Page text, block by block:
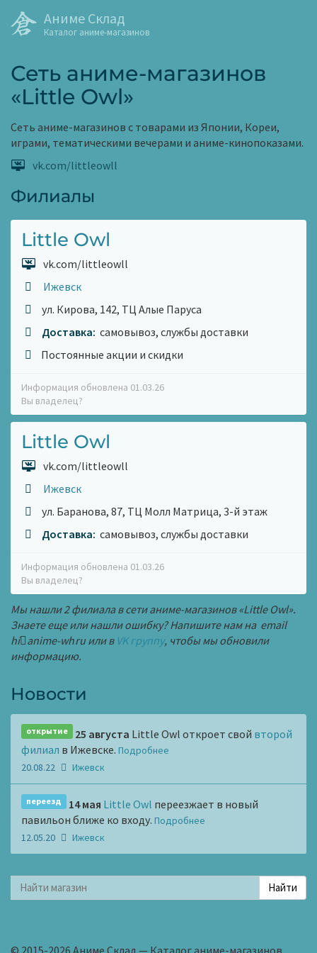
Аниме Склад
Каталог аниме-магазинов
Сеть аниме-магазинов
«Little Owl»
Сеть аниме-магазинов с товарами из Японии, Кореи,
играми, тематическими вечерами и аниме-кинопоказами.
vk.com/littleowll
Филиалы
Little Owl
vk.com/littleowll
Ижевск
ул. Кирова, 142, ТЦ Алые Паруса
Доставка: самовывоз, службы доставки
Постоянные акции и скидки
Информация обновлена 01.03.26
Вы владелец?
Little Owl
vk.com/littleowll
Ижевск
ул. Баранова, 87, ТЦ Молл Матрица, 3-й этаж
Доставка: самовывоз, службы доставки
Информация обновлена 01.03.26
Вы владелец?
Мы нашли 2 филиала в сети аниме-магазинов «Little Owl».
Знаете еще или нашли ошибку? Напишите нам на email
hi anime-whruили в VK группу, чтобы мы обновили
информацию.
Новости
открытие 25 августа Little Owl откроет свой второй
филиал в Ижевске. Подробнее
20.08.22
Ижевск
переезд 14 мая Little Owl переезжает в новый
павильон ближе ко входу. Подробнее
12.05.20
Ижевск
© 2015-2026 Аниме Склад — Каталог аниме-магазинов.